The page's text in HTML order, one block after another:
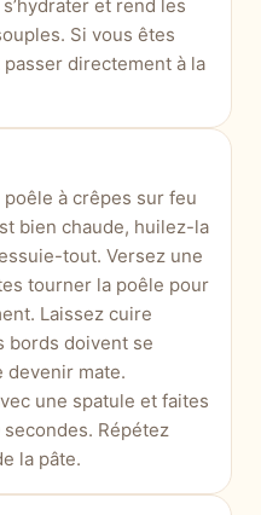
et rend les
Si vous êtes
directement à la
à crêpes sur feu
bien chaude, huilez-la
tout. Versez une
tourner la poêle pour
Laissez cuire
bords doivent se
devenir mate.
une spatule et faites
Répétez
la pâte.